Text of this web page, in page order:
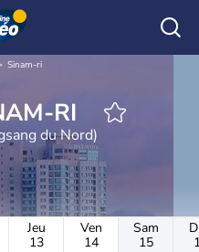
Sinam-ri
SINAM-RI
du Nord)
Jeu
13
Ven
14
Sam
15